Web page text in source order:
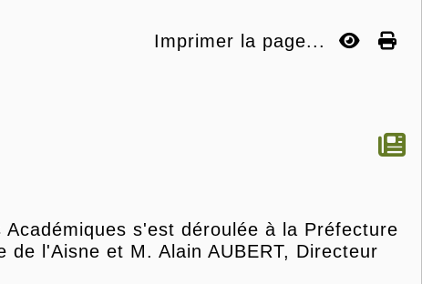
Imprimer la page...
s'est déroulée à la Préfecture
l'Aisne et M. Alain AUBERT, Directeur